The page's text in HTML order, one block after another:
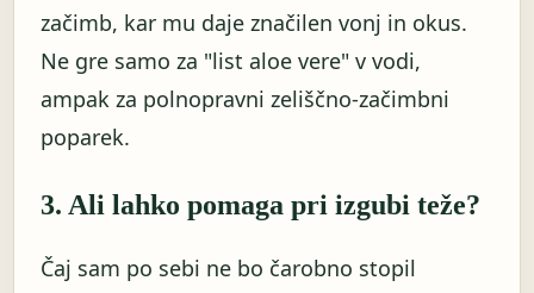
začimb, kar mu daje značilen vonj in okus.
Ne gre samo za "list aloe vere" v vodi,
ampak za polnopravni zeliščno-začimbni
poparek.
3. Ali lahko pomaga pri izgubi teže?
Čaj sam po sebi ne bo čarobno stopil